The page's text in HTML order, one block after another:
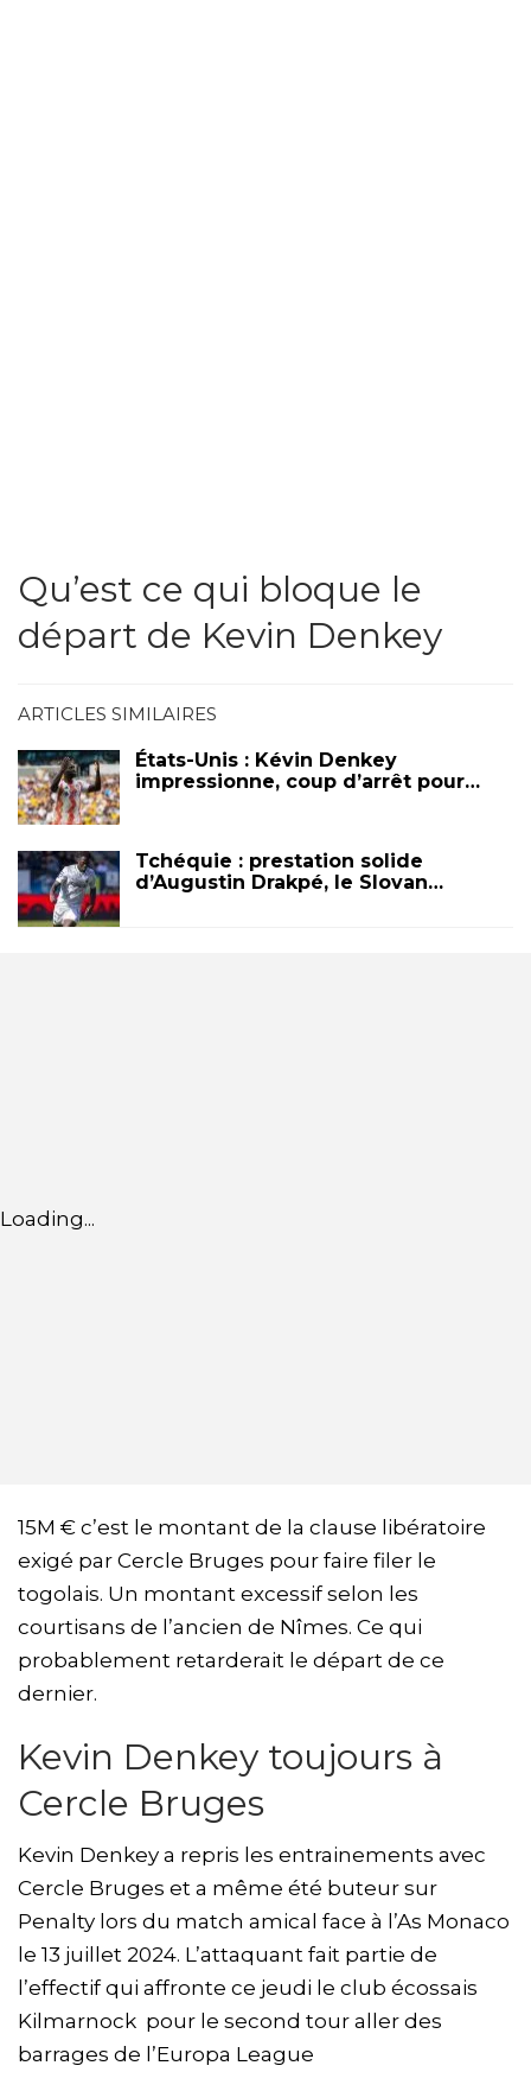
Qu’est ce qui bloque le
départ de Kevin Denkey
ARTICLES SIMILAIRES
États-Unis : Kévin Denkey
impressionne, coup d’arrêt pour…
Tchéquie : prestation solide
d’Augustin Drakpé, le Slovan…
Loading...
15M € c’est le montant de la clause libératoire
exigé par Cercle Bruges pour faire filer le
togolais. Un montant excessif selon les
courtisans de l’ancien de Nîmes. Ce qui
probablement retarderait le départ de ce
dernier.
Kevin Denkey toujours à
Cercle Bruges
Kevin Denkey a repris les entrainements avec
Cercle Bruges et a même été buteur sur
Penalty lors du match amical face à l’As Monaco
le 13 juillet 2024. L’attaquant fait partie de
l’effectif qui affronte ce jeudi le club écossais
Kilmarnock pour le second tour aller des
barrages de l’Europa League